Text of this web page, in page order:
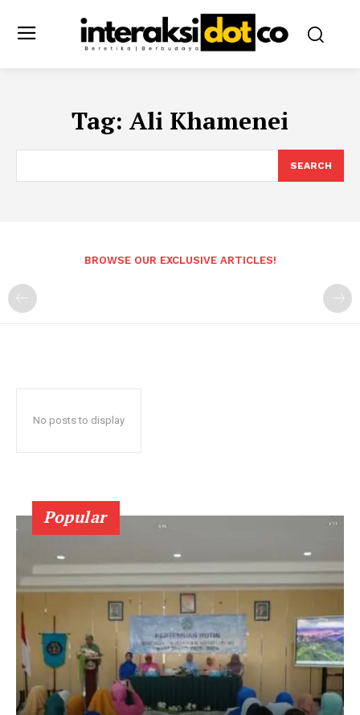
Tag: Ali Khamenei
SEARCH
BROWSE OUR EXCLUSIVE ARTICLES!
No posts to display
Popular